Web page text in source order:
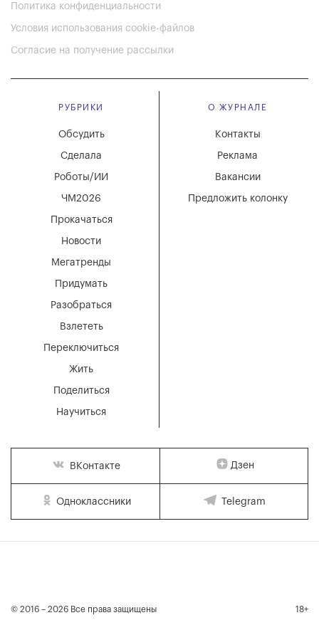
Политика конфиденциальности
Условия использования cookie-файлов
Согласие на получение рассылки
РУБРИКИ
Мегатренды
Придумать
Разобраться
Взлететь
Новости
Переключиться
Жить
Поделиться
Научиться
Обсудить
Сделала
Роботы/ИИ
ЧМ2026
Прокачаться
О ЖУРНАЛЕ
Вакансии
Реклама
Контакты
Предложить колонку
ВКонтакте Дзен
Одноклассники Telegram
© 2016 – 2026 Все права защищены 18+